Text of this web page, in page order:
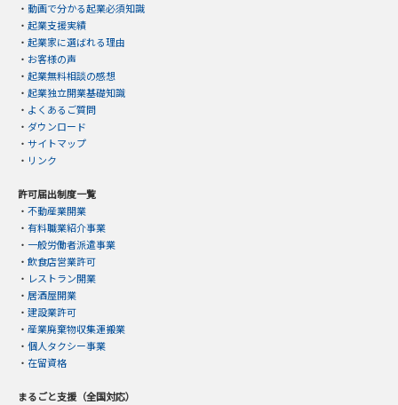
・ 動画で分かる起業必須知識
・ 起業支援実績
・ 起業家に選ばれる理由
・ お客様の声
・ 起業無料相談の感想
・ 起業独立開業基礎知識
・ よくあるご質問
・ ダウンロード
・ サイトマップ
・ リンク
許可届出制度一覧
・ 不動産業開業
・ 有料職業紹介事業
・ 一般労働者派遣事業
・ 飲食店営業許可
・ レストラン開業
・ 居酒屋開業
・ 建設業許可
・ 産業廃棄物収集運搬業
・ 個人タクシー事業
・ 在留資格
まるごと支援（全国対応）